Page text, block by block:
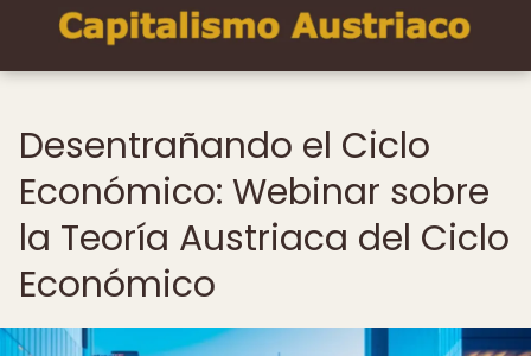
Desentrañando el Ciclo
Económico: Webinar sobre
la Teoría Austriaca del Ciclo
Económico